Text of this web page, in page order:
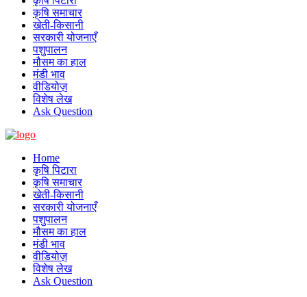
कृषि समाचार
खेती-किसानी
सरकारी योजनाएँ
पशुपालन
मौसम का हाल
मंडी भाव
वीडियोज़
विशेष लेख
Ask Question
Home
कृषि पिटारा
कृषि समाचार
खेती-किसानी
सरकारी योजनाएँ
पशुपालन
मौसम का हाल
मंडी भाव
वीडियोज़
विशेष लेख
Ask Question